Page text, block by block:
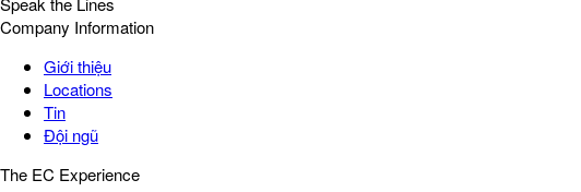
Company Information
Giới thiệu
Locations
Tin
Đội ngũ
The EC Experience